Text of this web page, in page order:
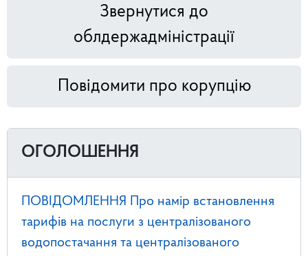
Звернутися до
облдержадміністрації
Повідомити про корупцію
ОГОЛОШЕННЯ
ПОВІДОМЛЕННЯ Про намір встановлення
тарифів на послуги з централізованого
водопостачання та централізованого